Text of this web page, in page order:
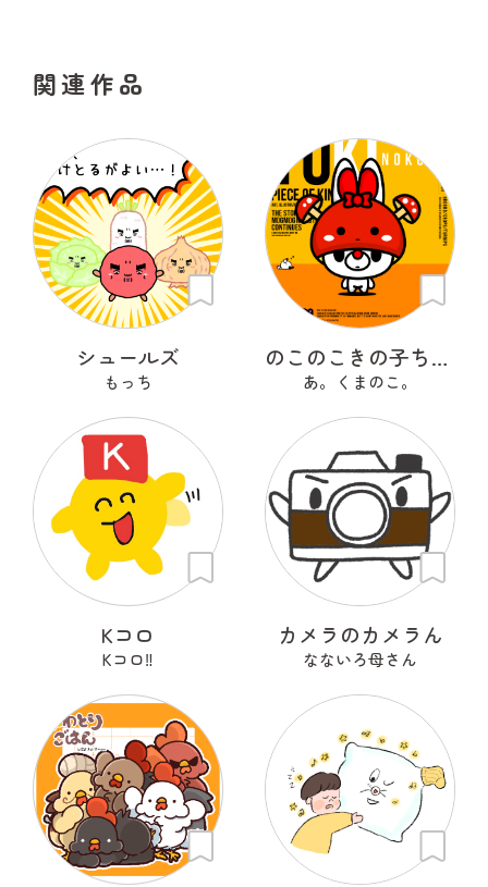
関連作品
シュールズ
もっち
のこのこきの子ちゃん
あ。くまのこ。
Kコロ
Kコロ‼︎
カメラのカメラん
なないろ母さん